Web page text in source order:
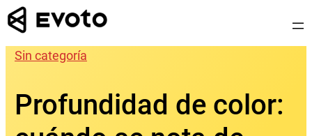
Saltar
al
contenido
Sin categoría
Profundidad de color: